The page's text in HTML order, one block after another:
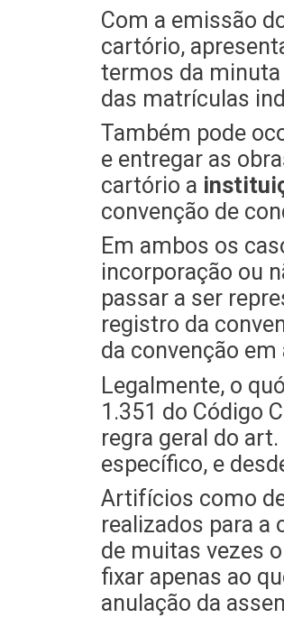
Com a emissão
cartório,
termos da minuta
das matrículas
Também pode
e entregar as
cartório a
convenção de
Em ambos os
incorporação ou
passar a ser
registro da
da convenção
Legalmente, o
1.351 do Código
regra geral do
específico, e
Artifícios como
realizados para a
de muitas vezes
fixar apenas ao
anulação da